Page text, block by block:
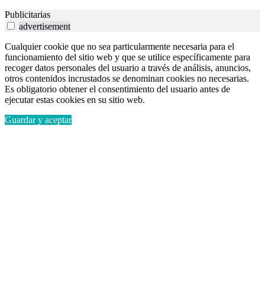
Publicitarias
advertisement
Cualquier cookie que no sea particularmente necesaria para el
funcionamiento del sitio web y que se utilice específicamente para
recoger datos personales del usuario a través de análisis, anuncios,
otros contenidos incrustados se denominan cookies no necesarias.
Es obligatorio obtener el consentimiento del usuario antes de
ejecutar estas cookies en su sitio web.
Guardar y aceptar